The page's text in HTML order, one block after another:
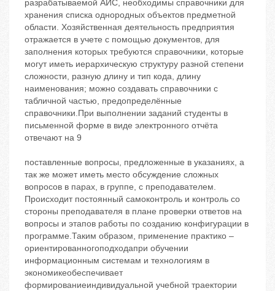
разрабатываемой АИС, необходимы справочники для
хранения списка однородных объектов предметной
области. Хозяйственная деятельность предприятия
отражается в учете с помощью документов, для
заполнения которых требуются справочники, которые
могут иметь иерархическую структуру разной степени
сложности, разную длину и тип кода, длину
наименования; можно создавать справочники с
табличной частью, предопределённые
справочники.При выполнении заданий студенты в
письменной форме в виде электронного отчёта
отвечают на 9
поставленные вопросы, предложенные в указаниях, а
так же может иметь место обсуждение сложных
вопросов в парах, в группе, с преподавателем.
Происходит постоянный самоконтроль и контроль со
стороны преподавателя в плане проверки ответов на
вопросы и этапов работы по созданию конфигурации в
программе.Таким образом, применение практико –
ориентированногоподходапри обучении
информационным системам и технологиям в
экономикеобеспечивает
формированиеиндивидуальной учебной траектории